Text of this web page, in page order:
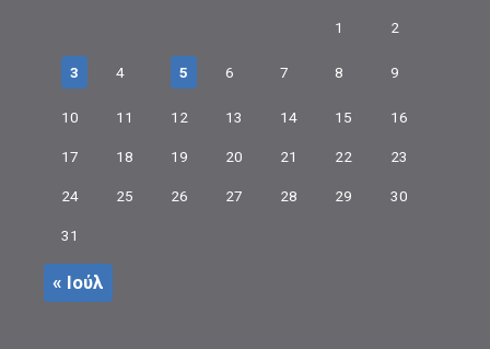
1 2
3 4 5 6 7 8 9
10 11 12 13 14 15 16
17 18 19 20 21 22 23
24 25 26 27 28 29 30
31
« Ιούλ